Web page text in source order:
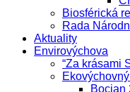
Biosférická
Rada
Aktuality
Envirovýchova
“Za krásami
Bocian